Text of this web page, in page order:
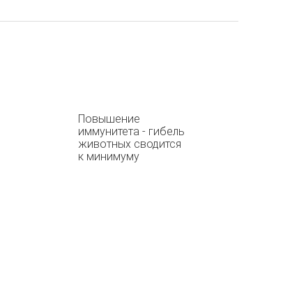
Повышение
иммунитета - гибель
животных сводится
к минимуму